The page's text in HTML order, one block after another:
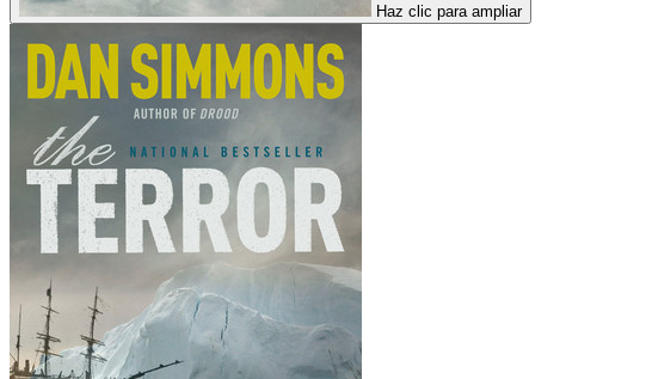
Haz clic para ampliar